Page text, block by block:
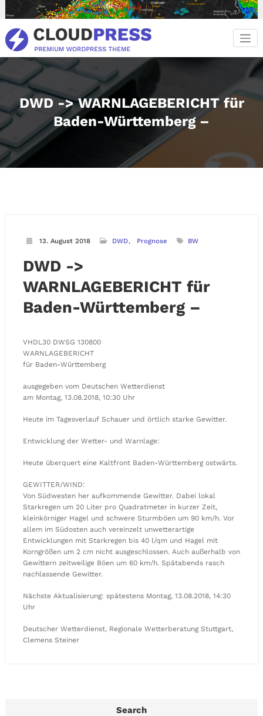
Inhalt
springen
DWD -> WARNLAGEBERICHT für
Baden-Württemberg –
13. August 2018 DWD Prognose BW
DWD ->
WARNLAGEBERICHT für
Baden-Württemberg –
VHDL30 DWSG 130800
WARNLAGEBERICHT
für Baden-Württemberg
ausgegeben vom Deutschen Wetterdienst
am Montag, 13.08.2018, 10:30 Uhr
Heute im Tagesverlauf Schauer und örtlich starke Gewitter.
Entwicklung der Wetter- und Warnlage:
Heute überquert eine Kaltfront Baden-Württemberg ostwärts.
GEWITTER/WIND:
Von Südwesten her aufkommende Gewitter. Dabei lokal
Starkregen um 20 Liter pro Quadratmeter in kurzer Zeit,
kleinkörniger Hagel und schwere Sturmböen um 90 km/h. Vor
allem im Südosten auch vereinzelt unwetterartige
Entwicklungen mit Starkregen bis 40 l/qm und Hagel mit
Korngrößen um 2 cm nicht ausgeschlossen. Auch außerhalb von
Gewittern zeitweilige Böen um 60 km/h. Spätabends rasch
nachlassende Gewitter.
Nächste Aktualisierung: spätestens Montag, 13.08.2018, 14:30
Uhr
Deutscher Wetterdienst, Regionale Wetterberatung Stuttgart,
Clemens Steiner
Search